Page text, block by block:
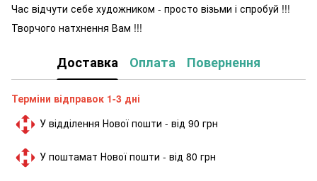
Час відчути себе художником - просто візьми і спробуй !!!
Творчого натхнення Вам !!!
Доставка Оплата Повернення
Терміни відправок 1-3 дні
У відділення Нової пошти - від 90 грн
У поштамат Нової пошти - від 80 грн